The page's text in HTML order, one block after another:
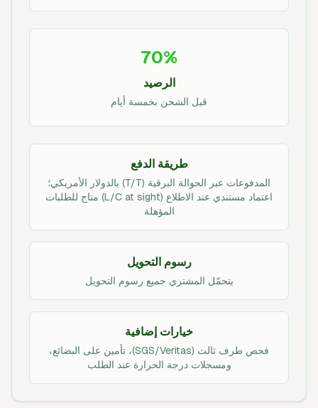
70%
الرصيد
قبل الشحن بخمسة أيام
طريقة الدفع
المدفوعات عبر الحوالة البرقية (T/T) بالدولار الأمريكي؛
اعتماد مستندي عند الاطلاع (L/C at sight) متاح للطلبات
المؤهلة
رسوم التحويل
يتحمّل المشتري جميع رسوم التحويل
خيارات إضافية
فحص طرف ثالث (SGS/Veritas)، تأمين على البضائع،
ومسجلات درجة الحرارة عند الطلب